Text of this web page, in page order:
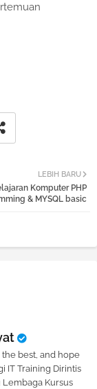
LEBIH BARU
Komputer PHP
& MYSQL basic
best, and hope
IT Training Dirintis
Kursus